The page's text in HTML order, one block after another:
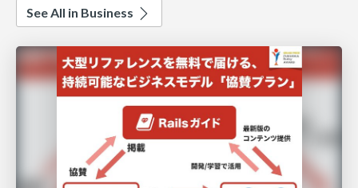
See All in Business